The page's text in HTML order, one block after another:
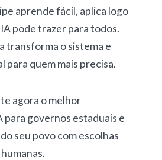
aprende fácil, aplica logo
IA pode trazer para todos.
transforma o sistema e
para quem mais precisa.
agora o melhor
para governos estaduais e
seu povo com escolhas